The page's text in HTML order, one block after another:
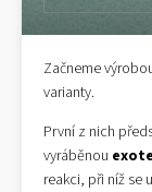
Začneme
varianty.
První z nich
vyráběnou
reakci, při níž se